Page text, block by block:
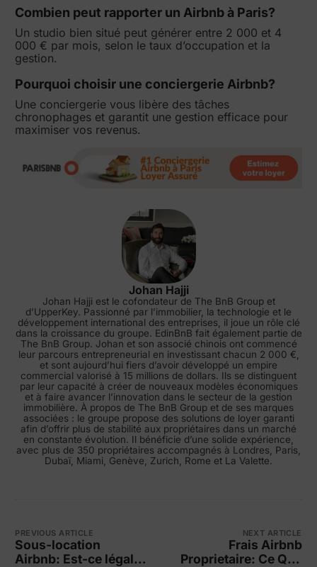
Combien peut rapporter un Airbnb à Paris?
Un studio bien situé peut générer entre 2 000 et 4
000 € par mois, selon le taux d’occupation et la
gestion.
Pourquoi choisir une conciergerie Airbnb?
Une conciergerie vous libère des tâches
chronophages et garantit une gestion efficace pour
maximiser vos revenus.
Johan Hajji
Johan Hajji est le cofondateur de The BnB Group et
d’UpperKey. Passionné par l’immobilier, la technologie et le
développement international des entreprises, il joue un rôle clé
dans la croissance du groupe. EdinBnB fait également partie de
The BnB Group. Johan et son associé chinois ont commencé
leur parcours entrepreneurial en investissant chacun 2 000 €,
et sont aujourd’hui fiers d’avoir développé un empire
commercial valorisé à 15 millions de dollars. Ils se distinguent
par leur capacité à créer de nouveaux modèles économiques
et à faire avancer l’innovation dans le secteur de la gestion
immobilière. À propos de The BnB Group et de ses marques
associées : le groupe propose des solutions de loyer garanti
afin d’offrir plus de stabilité aux propriétaires dans un marché
en constante évolution. Il bénéficie d’une solide expérience,
avec plus de 350 propriétaires accompagnés à Londres, Paris,
Dubaï, Miami, Genève, Zurich, Rome et La Valette.
PREVIOUS ARTICLE
Sous-location
Airbnb: Est-ce légal ?
NEXT ARTICLE
Frais Airbnb
Proprietaire: Ce Que